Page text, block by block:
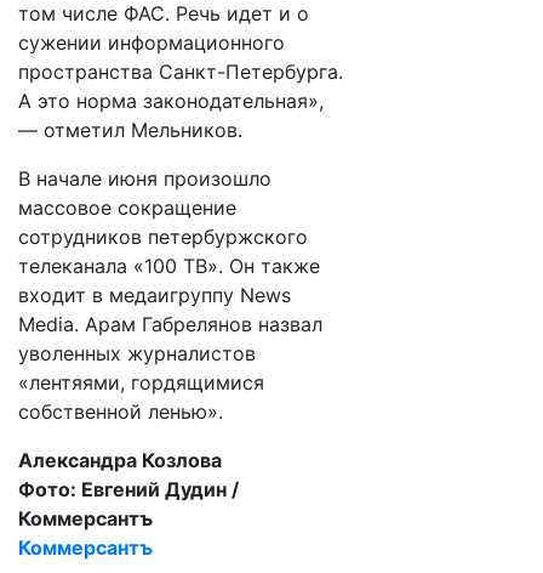
том числе ФАС. Речь идет и о
сужении информационного
пространства Санкт-Петербурга.
А это норма законодательная»,
— отметил Мельников.
В начале июня произошло
массовое сокращение
сотрудников петербуржского
телеканала «100 ТВ». Он также
входит в медаигруппу News
Media. Арам Габрелянов назвал
уволенных журналистов
«лентяями, гордящимися
собственной ленью».
Александра Козлова
Фото: Евгений Дудин /
Коммерсантъ
Коммерсантъ